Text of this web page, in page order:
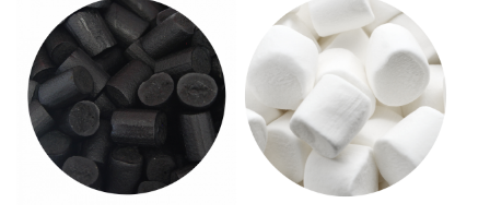
tuotteella
useampi
muunnelma.
Voit
tehdä
valinnat
tuotteella
useampi
muunnelma.
Voit
tehdä
valinnat